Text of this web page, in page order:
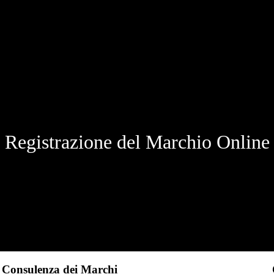
Registrazione del Marchio Online
Consulenza dei Marchi